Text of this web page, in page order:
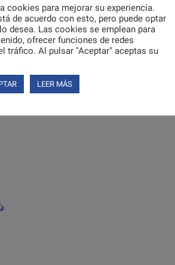
Inicia sesión para comprar
cookies para mejorar su experiencia.
de acuerdo con esto, pero puede optar
desea. Las cookies se emplean para
ofrecer funciones de redes
tráfico. Al pulsar "Aceptar" aceptas su
LEER MÁS